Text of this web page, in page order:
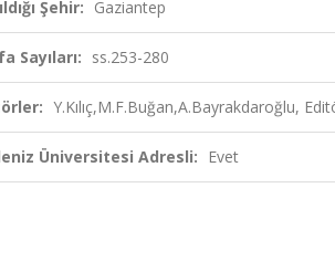
Şehir: Gaziantep
Sayıları: ss.253-280
Y.Kılıç,M.F.Buğan,A.Bayrakdaroğlu,
Üniversitesi Adresli: Evet